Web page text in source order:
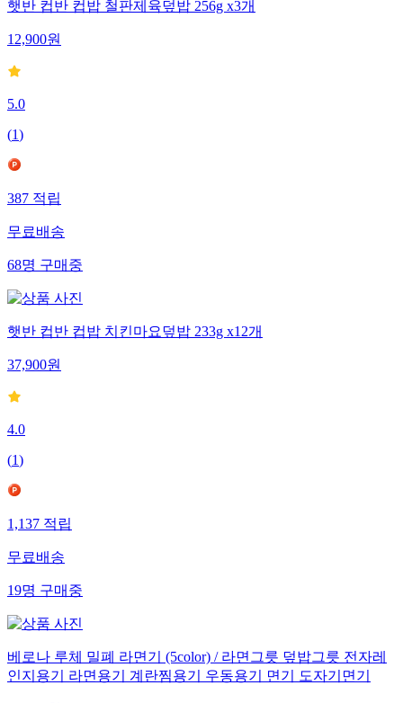
햇반 컵반 컵밥 철판제육덮밥 256g x3개
12,900원
5.0
(1)
387적립
무료배송
68명구매중
햇반 컵반 컵밥 치킨마요덮밥 233g x12개
37,900원
4.0
(1)
1,137적립
무료배송
19명구매중
베로나 루체 밀폐 라면기 (5color) / 라면그릇 덮밥그릇 전자레
인지용기 라면용기 계란찜용기 우동용기 면기 도자기면기